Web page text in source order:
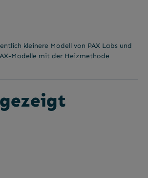
kleinere Modell von PAX Labs und
Modelle mit der Heizmethode